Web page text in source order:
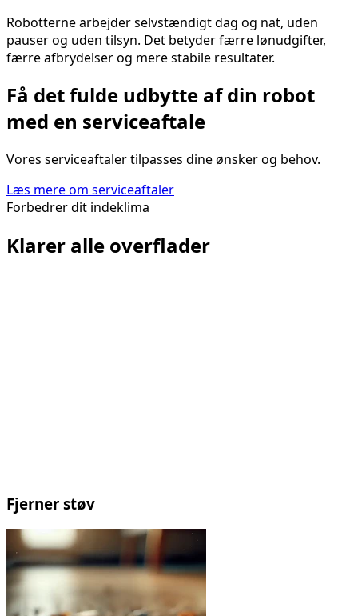
Robotterne arbejder selvstændigt dag og nat, uden
pauser og uden tilsyn. Det betyder færre lønudgifter,
færre afbrydelser og mere stabile resultater.
Få det fulde udbytte af din robot
med en serviceaftale
Vores serviceaftaler tilpasses dine ønsker og behov.
Læs mere om serviceaftaler
Forbedrer dit indeklima
Klarer alle overflader
Fjerner støv